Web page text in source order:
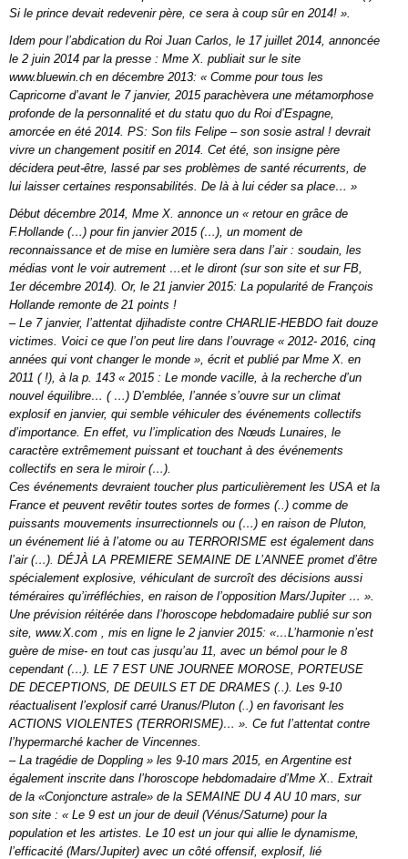
Si le prince devait redevenir père, ce sera à coup sûr en 2014! ».
Idem pour l’abdication du Roi Juan Carlos, le 17 juillet 2014, annoncée
le 2 juin 2014 par la presse : Mme X. publiait sur le site
www.bluewin.ch en décembre 2013: « Comme pour tous les
Capricorne d’avant le 7 janvier, 2015 parachèvera une métamorphose
profonde de la personnalité et du statu quo du Roi d’Espagne,
amorcée en été 2014. PS: Son fils Felipe – son sosie astral ! devrait
vivre un changement positif en 2014. Cet été, son insigne père
décidera peut-être, lassé par ses problèmes de santé récurrents, de
lui laisser certaines responsabilités. De là à lui céder sa place… »
Début décembre 2014, Mme X. annonce un « retour en grâce de
F.Hollande (…) pour fin janvier 2015 (…), un moment de
reconnaissance et de mise en lumière sera dans l’air : soudain, les
médias vont le voir autrement …et le diront (sur son site et sur FB,
1er décembre 2014). Or, le 21 janvier 2015: La popularité de François
Hollande remonte de 21 points !
– Le 7 janvier, l’attentat djihadiste contre CHARLIE-HEBDO fait douze
victimes. Voici ce que l’on peut lire dans l’ouvrage « 2012- 2016, cinq
années qui vont changer le monde », écrit et publié par Mme X. en
2011 ( !), à la p. 143 « 2015 : Le monde vacille, à la recherche d’un
nouvel équilibre… ( …) D’emblée, l’année s’ouvre sur un climat
explosif en janvier, qui semble véhiculer des événements collectifs
d’importance. En effet, vu l’implication des Nœuds Lunaires, le
caractère extrêmement puissant et touchant à des événements
collectifs en sera le miroir (…).
Ces événements devraient toucher plus particulièrement les USA et la
France et peuvent revêtir toutes sortes de formes (..) comme de
puissants mouvements insurrectionnels ou (…) en raison de Pluton,
un événement lié à l’atome ou au TERRORISME est également dans
l’air (…). DÉJÀ LA PREMIERE SEMAINE DE L’ANNEE promet d’être
spécialement explosive, véhiculant de surcroît des décisions aussi
téméraires qu’irréfléchies, en raison de l’opposition Mars/Jupiter … ».
Une prévision réitérée dans l’horoscope hebdomadaire publié sur son
site, www.X.com , mis en ligne le 2 janvier 2015: «…L’harmonie n’est
guère de mise- en tout cas jusqu’au 11, avec un bémol pour le 8
cependant (…). LE 7 EST UNE JOURNEE MOROSE, PORTEUSE
DE DECEPTIONS, DE DEUILS ET DE DRAMES (..). Les 9-10
réactualisent l’explosif carré Uranus/Pluton (..) en favorisant les
ACTIONS VIOLENTES (TERRORISME)… ». Ce fut l’attentat contre
l’hypermarché kacher de Vincennes.
– La tragédie de Doppling » les 9-10 mars 2015, en Argentine est
également inscrite dans l’horoscope hebdomadaire d’Mme X.. Extrait
de la «Conjoncture astrale» de la SEMAINE DU 4 AU 10 mars, sur
son site : « Le 9 est un jour de deuil (Vénus/Saturne) pour la
population et les artistes. Le 10 est un jour qui allie le dynamisme,
l’efficacité (Mars/Jupiter) avec un côté offensif, explosif, lié